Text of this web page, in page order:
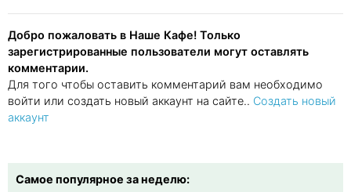
Добро пожаловать в Наше Кафе! Только
зарегистрированные пользователи могут оставлять
комментарии.
Для того чтобы оставить комментарий вам необходимо
войти или создать новый аккаунт на сайте.. Создать новый
аккаунт
Самое популярное за неделю: